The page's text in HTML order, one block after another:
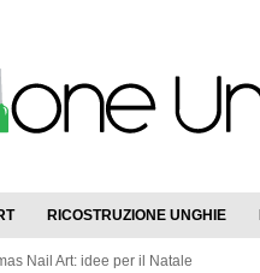
RICOSTRUZIONE UNGHIE
Nail Art: idee per il Natale